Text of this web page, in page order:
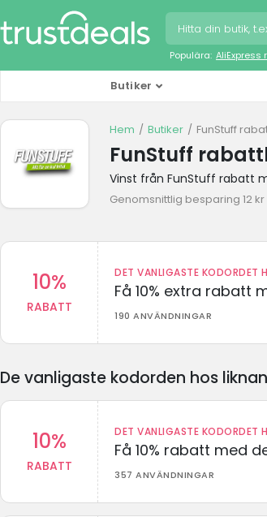
Populära: AliExpress
Butiker
Hem Butiker FunStuff
FunStuff
Vinst från FunStuff rabatt
Genomsnittlig besparing 12 kr
10%
RABATT
DET VANLIGASTE KODORDET
Få 10% extra rabatt
190 ANVÄNDNINGAR
De vanligaste kodorden hos
10%
RABATT
DET VANLIGASTE KODORDET
Få 10% rabatt med
357 ANVÄNDNINGAR